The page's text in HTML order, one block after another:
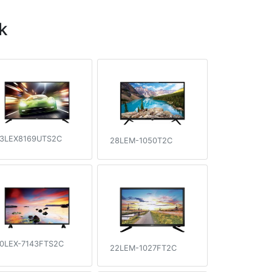
28LEM-1050T2C
7143FTS2C 22LEM-1027FT2C